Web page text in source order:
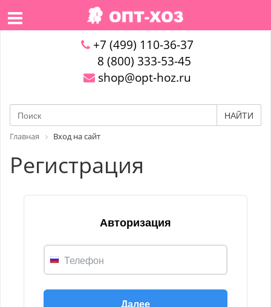
+7 (499) 110-36-37
8 (800) 333-53-45
shop@opt-hoz.ru
НАЙТИ
Главная Вход на сайт
Регистрация
Авторизация
Телефон
Далее